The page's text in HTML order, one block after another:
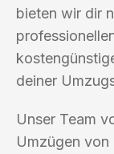
bieten wir dir
deiner
Unser Team
Umzügen von